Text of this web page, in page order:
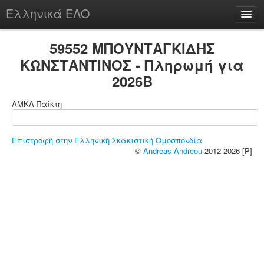
Ελληνικά ΕΛΟ
59552 ΜΠΟΥΝΤΑΓΚΙΔΗΣ
ΚΩΝΣΤΑΝΤΙΝΟΣ - Πληρωμή για
2026B
ΑΜΚΑ Παίκτη
Επιστροφή στην Ελληνική Σκακιστική Ομοσπονδία
© Andreas Andreou 2012-2026 [P]